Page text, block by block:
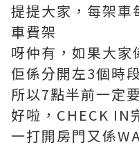
提提大家，每架車
車費架
呀仲有，如果大
佢係分開左3個時
所以7點半前一定
好啦，CHECK IN
一打開房門又係